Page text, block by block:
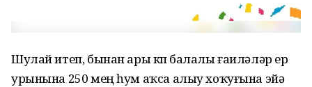
Шулай итеп, бынан ары күп балалы ғаиләләр ер
урынына 250 мең һум аҡса алыу хоҡуғына эйә